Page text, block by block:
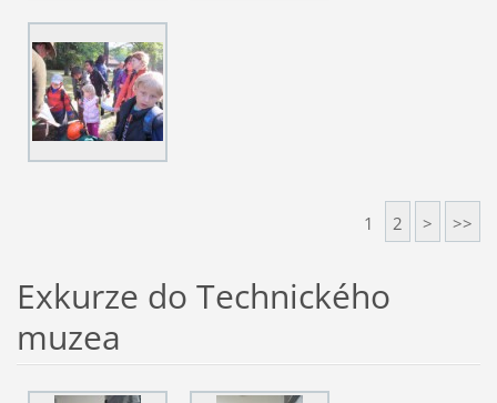
1 2 > >>
Exkurze do Technického
muzea